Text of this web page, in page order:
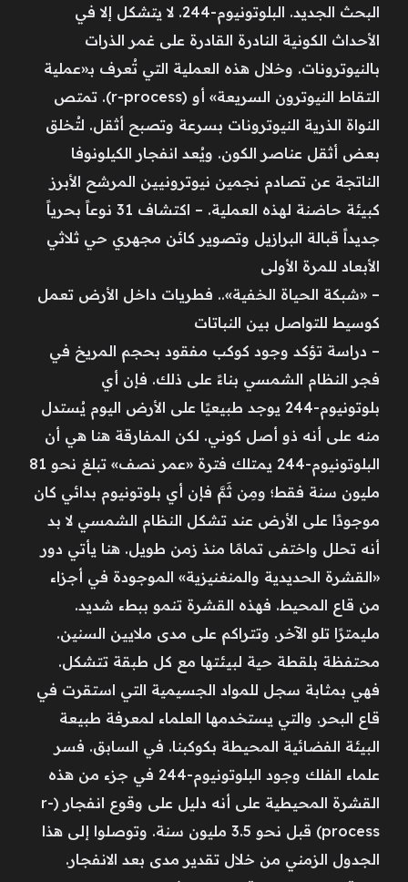
البحث الجديد. البلوتونيوم-244. لا يتشكل إلا في
الأحداث الكونية النادرة القادرة على غمر الذرات
بالنيوترونات. وخلال هذه العملية التي تُعرف بـ«عملية
التقاط النيوترون السريعة» أو (r-process). تمتص
النواة الذرية النيوترونات بسرعة وتصبح أثقل. لتُخلق
بعض أثقل عناصر الكون. ويُعد انفجار الكيلونوفا
الناتجة عن تصادم نجمين نيوترونيين المرشح الأبرز
كبيئة حاضنة لهذه العملية. – اكتشاف 31 نوعاً بحرياً
جديداً قبالة البرازيل وتصوير كائن مجهري حي ثلاثي
الأبعاد للمرة الأولى
– «شبكة الحياة الخفية».. فطريات داخل الأرض تعمل
كوسيط للتواصل بين النباتات
– دراسة تؤكد وجود كوكب مفقود بحجم المريخ في
فجر النظام الشمسي بناءً على ذلك. فإن أي
بلوتونيوم-244 يوجد طبيعيًا على الأرض اليوم يُستدل
منه على أنه ذو أصل كوني. لكن المفارقة هنا هي أن
البلوتونيوم-244 يمتلك فترة «عمر نصف» تبلغ نحو 81
مليون سنة فقط؛ ومِن ثَمَّ فإن أي بلوتونيوم بدائي كان
موجودًا على الأرض عند تشكل النظام الشمسي لا بد
أنه تحلل واختفى تمامًا منذ زمن طويل. هنا يأتي دور
«القشرة الحديدية والمنغنيزية» الموجودة في أجزاء
من قاع المحيط. فهذه القشرة تنمو ببطء شديد.
مليمترًا تلو الآخر. وتتراكم على مدى ملايين السنين.
محتفظة بلقطة حية لبيئتها مع كل طبقة تتشكل.
فهي بمثابة سجل للمواد الجسيمية التي استقرت في
قاع البحر. والتي يستخدمها العلماء لمعرفة طبيعة
البيئة الفضائية المحيطة بكوكبنا. في السابق. فسر
علماء الفلك وجود البلوتونيوم-244 في جزء من هذه
القشرة المحيطية على أنه دليل على وقوع انفجار (r-
process) قبل نحو 3.5 مليون سنة. وتوصلوا إلى هذا
الجدول الزمني من خلال تقدير مدى بعد الانفجار.